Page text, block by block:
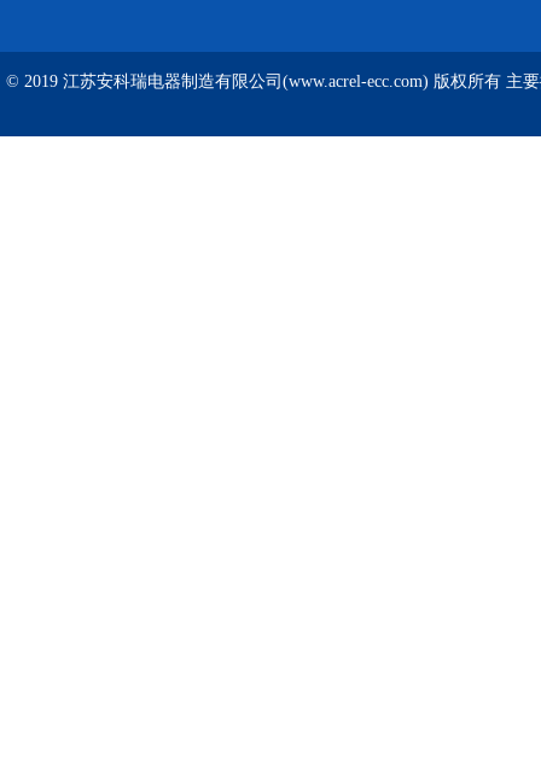
© 2019 江苏安科瑞电器制造有限公司(www.acrel-ecc.com) 版权所有 主